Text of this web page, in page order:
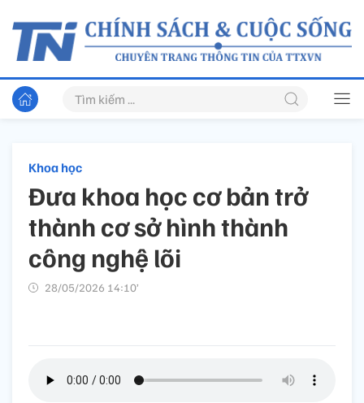
Khoa học
Đưa khoa học cơ bản trở
thành cơ sở hình thành
công nghệ lõi
28/05/2026 14:10’